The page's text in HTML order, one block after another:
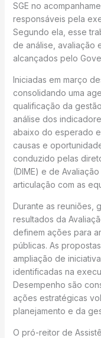
SGE no
responsáveis pela
Segundo ela, esse
de análise, avaliação
alcançados pelo
Iniciadas em março
consolidando uma
qualificação da
análise dos
abaixo do esperado
causas e
conduzido pelas
(DIME) e de
articulação com as
Durante as reuniões,
resultados da
definem ações para
públicas. As
ampliação de
identificadas na
Desempenho são
ações estratégicas
planejamento e da
O pró-reitor de